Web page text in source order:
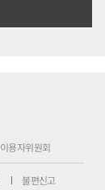
이용자위원회
불편신고